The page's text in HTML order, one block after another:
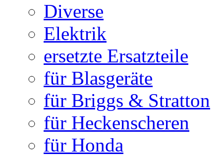
Diverse
Elektrik
ersetzte Ersatzteile
für Blasgeräte
für Briggs & Stratton
für Heckenscheren
für Honda